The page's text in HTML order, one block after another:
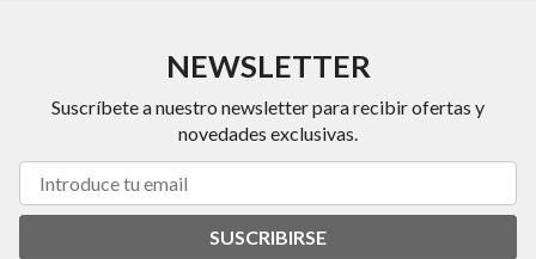
NEWSLETTER
Suscríbete a nuestro newsletter para recibir ofertas y
novedades exclusivas.
SUSCRIBIRSE